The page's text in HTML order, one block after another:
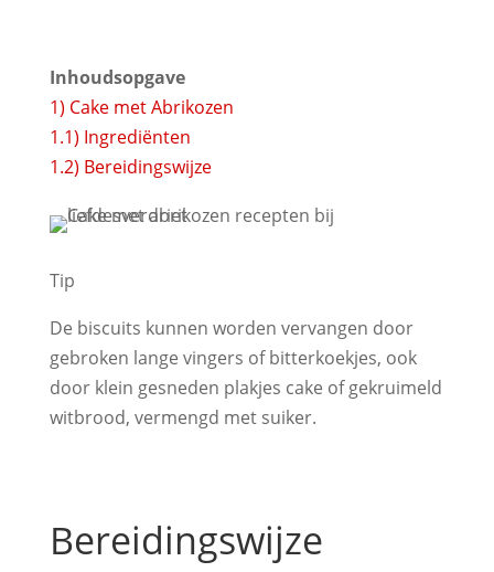
Inhoudsopgave
1) Cake met Abrikozen
1.1) Ingrediënten
1.2) Bereidingswijze
Tip
De biscuits kunnen worden vervangen door
gebroken lange vingers of bitterkoekjes, ook
door klein gesneden plakjes cake of gekruimeld
witbrood, vermengd met suiker.
Bereidingswijze